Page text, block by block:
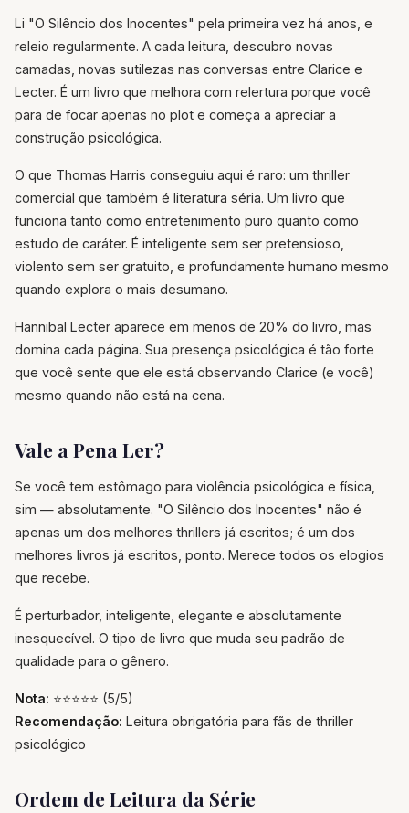
Li "O Silêncio dos Inocentes" pela primeira vez há anos, e
releio regularmente. A cada leitura, descubro novas
camadas, novas sutilezas nas conversas entre Clarice e
Lecter. É um livro que melhora com relertura porque você
para de focar apenas no plot e começa a apreciar a
construção psicológica.
O que Thomas Harris conseguiu aqui é raro: um thriller
comercial que também é literatura séria. Um livro que
funciona tanto como entretenimento puro quanto como
estudo de caráter. É inteligente sem ser pretensioso,
violento sem ser gratuito, e profundamente humano mesmo
quando explora o mais desumano.
Hannibal Lecter aparece em menos de 20% do livro, mas
domina cada página. Sua presença psicológica é tão forte
que você sente que ele está observando Clarice (e você)
mesmo quando não está na cena.
Vale a Pena Ler?
Se você tem estômago para violência psicológica e física,
sim — absolutamente. "O Silêncio dos Inocentes" não é
apenas um dos melhores thrillers já escritos; é um dos
melhores livros já escritos, ponto. Merece todos os elogios
que recebe.
É perturbador, inteligente, elegante e absolutamente
inesquecível. O tipo de livro que muda seu padrão de
qualidade para o gênero.
Nota: ⭐⭐⭐⭐⭐ (5/5)
Recomendação: Leitura obrigatória para fãs de thriller
psicológico
Ordem de Leitura da Série